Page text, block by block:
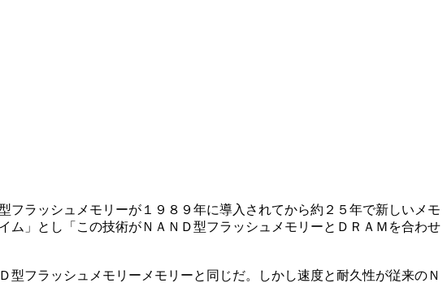
ラッシュメモリーが１９８９年に導入されてから約２５年で新しいメモ
」とし「この技術がＮＡＮＤ型フラッシュメモリーとＤＲＡＭを合わせ
フラッシュメモリーメモリーと同じだ。しかし速度と耐久性が従来のＮ